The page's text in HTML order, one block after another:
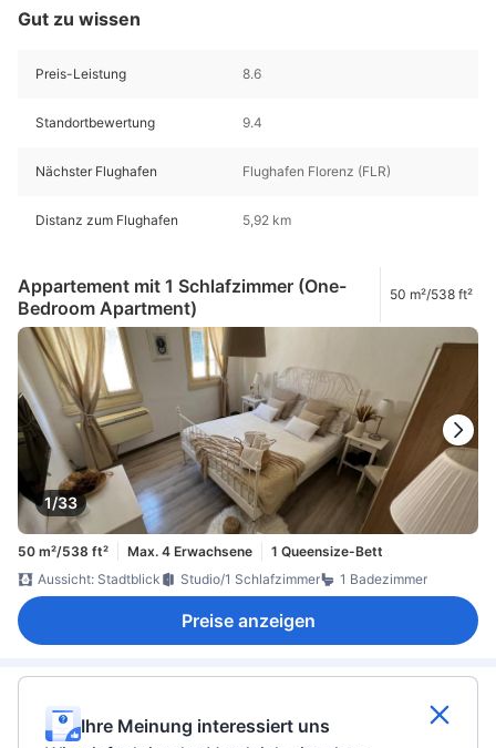
Gut zu wissen
Preis-Leistung 8.6
Standortbewertung 9.4
Nächster Flughafen Flughafen Florenz (FLR)
Distanz zum Flughafen 5,92 km
Appartement mit 1 Schlafzimmer (One-
Bedroom Apartment)
50 m²/538 ft²
1/33
50 m²/538 ft² Max. 4 Erwachsene
1 Queensize-Bett
Aussicht: Stadtblick
Studio/1 Schlafzimmer 1 Badezimmer
Preise anzeigen
Ihre Meinung interessiert uns